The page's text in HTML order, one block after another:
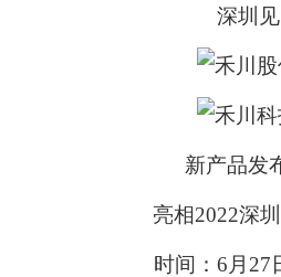
深圳见
新产品发
亮相2022深
时间：6月27